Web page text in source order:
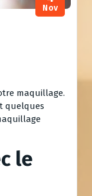
Nov
maquillage.
quelques
le